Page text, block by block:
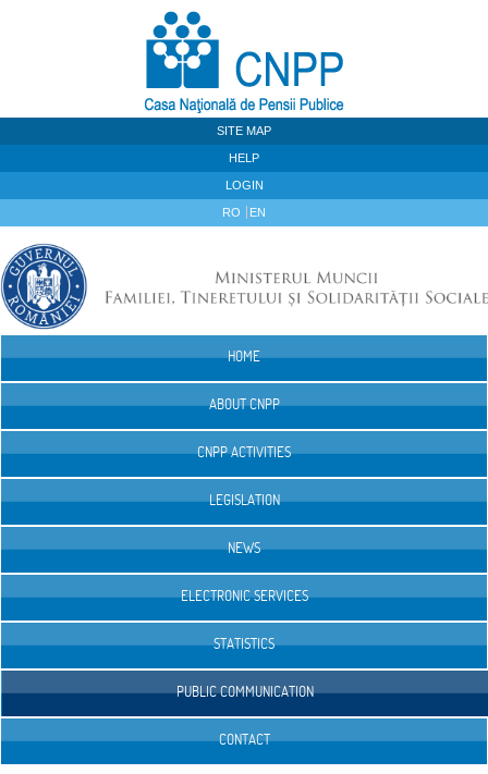
SITE MAP
HELP
LOGIN
RO EN
HOME
ABOUT CNPP
CNPP ACTIVITIES
LEGISLATION
NEWS
ELECTRONIC SERVICES
STATISTICS
PUBLIC COMMUNICATION
CONTACT